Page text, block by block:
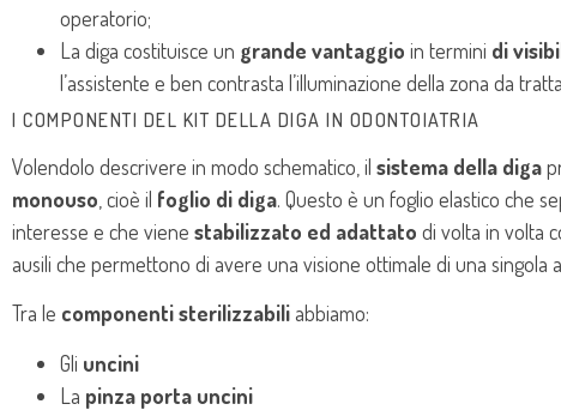
operatorio;
La diga costituisce un grande vantaggio in termini di
l’assistente e ben contrasta l’illuminazione della zona da
I COMPONENTI DEL KIT DELLA DIGA IN ODONTOIATRIA
Volendolo descrivere in modo schematico, il sistema della diga
monouso , cioè il foglio di diga. Questo è un foglio elastico che
interesse e che viene stabilizzato ed adattato di volta in volta
ausili che permettono di avere una visione ottimale di una singola
Tra le componenti sterilizzabiliabbiamo:
Gli uncini
La pinza porta uncini